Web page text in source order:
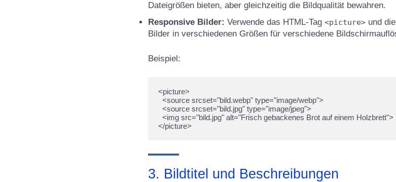
Dateigrößen bieten, aber gleichzeitig die Bildqualität bewahren.
Responsive Bilder: Verwende das HTML-Tag <picture> und
Bilder in verschiedenen Größen für verschiedene
Beispiel:
<picture>
3. Bildtitel und Beschreibungen